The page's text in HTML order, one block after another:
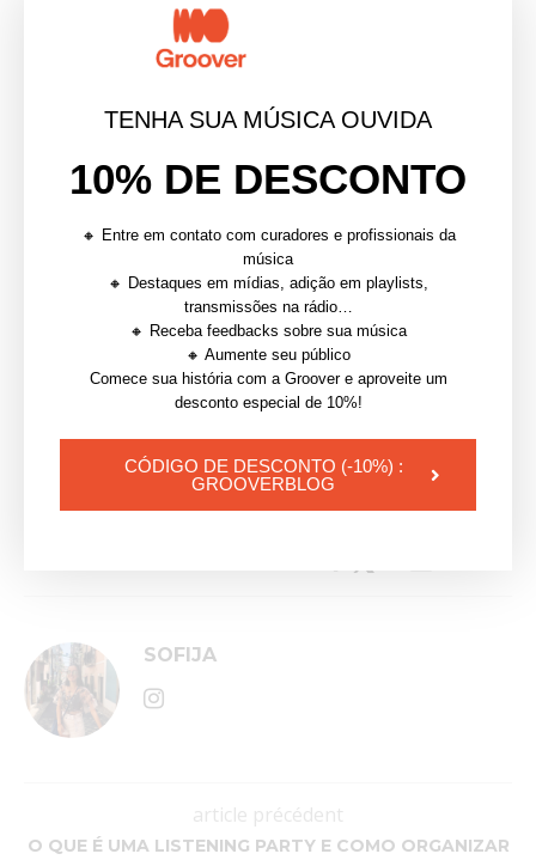
combina com você
independente. Lembre-se de:
Escolher um estúdio que desperte sua criatividade
Faça seu som evoluir de acordo com quem você é!
SOFIJA
article précédent
O QUE É UMA LISTENING PARTY E COMO ORGANIZAR
TENHA SUA MÚSICA OUVIDA
10% DE DESCONTO
🔸 Entre em contato com curadores e profissionais da
música
🔸 Destaques em mídias, adição em playlists,
transmissões na rádio…
🔸 Receba feedbacks sobre sua música
🔸 Aumente seu público
Comece sua história com a Groover e aproveite um
desconto especial de 10%!
CÓDIGO DE DESCONTO (-10%) :
GROOVERBLOG